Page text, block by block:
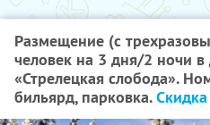
Размещение (с
человек на 3 дня/2 ночи
«Стрелецкая слобода».
бильярд, парковка.